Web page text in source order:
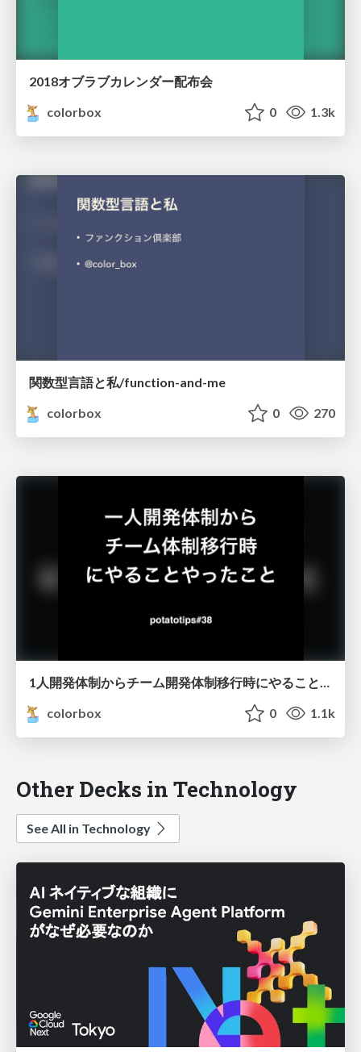
2018オブラブカレンダー配布会
colorbox
0 1.3k
関数型言語と私/function-and-me
colorbox
0 270
1人開発体制からチーム開発体制移行時にやることやったこと+α
colorbox
0 1.1k
Other Decks in Technology
See All in Technology